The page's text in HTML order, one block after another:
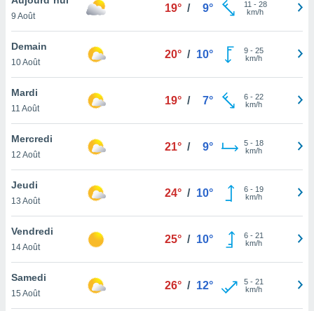
et
»,
au
vous
qu'ils
ou
le
ainsi
un
la
du
9 Août
19° / 9° 11 - 28
km/h
Demain
10 Août
20° / 10° 9- 25
km/h
Mardi
11 Août
19° / 7° 6- 22
km/h
Mercredi
12 Août
21° / 9° 5- 18
km/h
Jeudi
13 Août
24° / 10° 6- 19
km/h
Vendredi
14 Août
25° / 10° 6- 21
km/h
Samedi
15 Août
26° / 12° 5- 21
km/h